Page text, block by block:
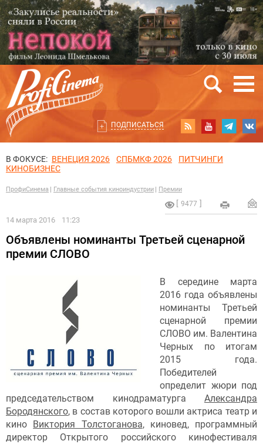
ПОДПИСАТЬСЯ
В ФОКУСЕ: ВЕНЕЦИЯ 2026 СПБМКФ 2026
ПИТЧИНГИ
КИНОБИЗНЕС
ПрофиСинема Главные события киноиндустрии Премии
9477
14 марта 2016 11:23
Объявлены номинанты Третьей сценарной
премии СЛОВО
В середине марта
2016 года объявлены
номинанты Третьей
сценарной премии
СЛОВО им. Валентина
Черных по итогам
2015 года.
Победителей
определит жюри под
председательством кинодраматурга Александра
Бородянского, в состав которого вошли актриса театр и
кино Виктория Толстоганова, киновед, программный
директор Открытого российского кинофестиваля